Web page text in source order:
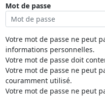
Mot de passe
Votre mot de passe ne peut
informations personnelles.
Votre mot de passe doit
Votre mot de passe ne peut
couramment utilisé.
Votre mot de passe ne peut